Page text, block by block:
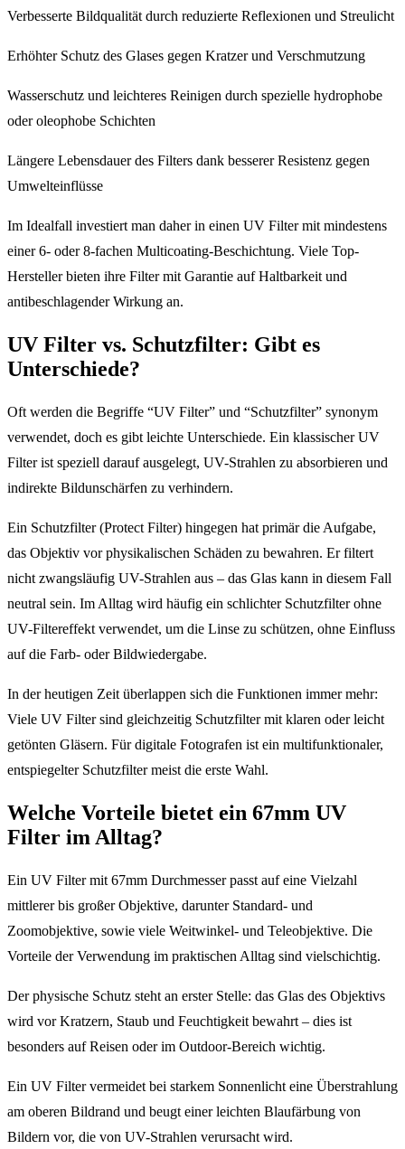
Verbesserte Bildqualität durch reduzierte Reflexionen und Streulicht
Erhöhter Schutz des Glases gegen Kratzer und Verschmutzung
Wasserschutz und leichteres Reinigen durch spezielle hydrophobe
oder oleophobe Schichten
Längere Lebensdauer des Filters dank besserer Resistenz gegen
Umwelteinflüsse
Im Idealfall investiert man daher in einen UV Filter mit mindestens
einer 6- oder 8-fachen Multicoating-Beschichtung. Viele Top-
Hersteller bieten ihre Filter mit Garantie auf Haltbarkeit und
antibeschlagender Wirkung an.
UV Filter vs. Schutzfilter: Gibt es
Unterschiede?
Oft werden die Begriffe “UV Filter” und “Schutzfilter” synonym
verwendet, doch es gibt leichte Unterschiede. Ein klassischer UV
Filter ist speziell darauf ausgelegt, UV-Strahlen zu absorbieren und
indirekte Bildunschärfen zu verhindern.
Ein Schutzfilter (Protect Filter) hingegen hat primär die Aufgabe,
das Objektiv vor physikalischen Schäden zu bewahren. Er filtert
nicht zwangsläufig UV-Strahlen aus – das Glas kann in diesem Fall
neutral sein. Im Alltag wird häufig ein schlichter Schutzfilter ohne
UV-Filtereffekt verwendet, um die Linse zu schützen, ohne Einfluss
auf die Farb- oder Bildwiedergabe.
In der heutigen Zeit überlappen sich die Funktionen immer mehr:
Viele UV Filter sind gleichzeitig Schutzfilter mit klaren oder leicht
getönten Gläsern. Für digitale Fotografen ist ein multifunktionaler,
entspiegelter Schutzfilter meist die erste Wahl.
Welche Vorteile bietet ein 67mm UV
Filter im Alltag?
Ein UV Filter mit 67mm Durchmesser passt auf eine Vielzahl
mittlerer bis großer Objektive, darunter Standard- und
Zoomobjektive, sowie viele Weitwinkel- und Teleobjektive. Die
Vorteile der Verwendung im praktischen Alltag sind vielschichtig.
Der physische Schutz steht an erster Stelle: das Glas des Objektivs
wird vor Kratzern, Staub und Feuchtigkeit bewahrt – dies ist
besonders auf Reisen oder im Outdoor-Bereich wichtig.
Ein UV Filter vermeidet bei starkem Sonnenlicht eine Überstrahlung
am oberen Bildrand und beugt einer leichten Blaufärbung von
Bildern vor, die von UV-Strahlen verursacht wird.